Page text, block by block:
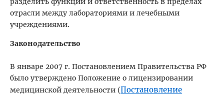
отрасли между лабораториями и лечебными
учреждениями.
Законодательство
В январе 2007 г. Постановлением Правительства РФ
было утверждено Положение о лицензировании
медицинской деятельности (Постановление